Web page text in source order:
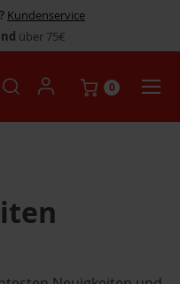
Kundenservice
über 75€
0